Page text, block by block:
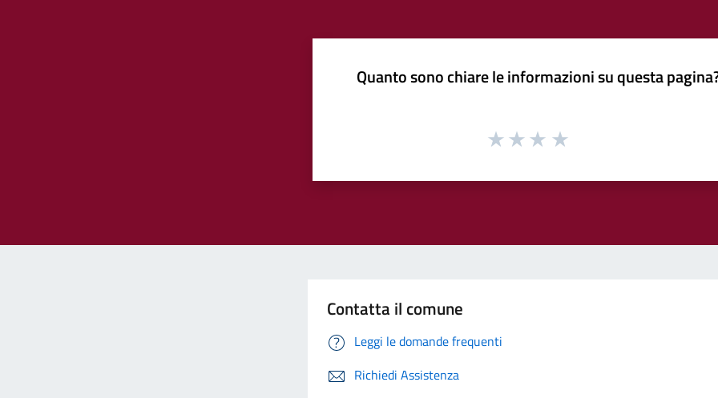
Quanto sono chiare le informazioni su questa
Contatta il comune
Leggi le domande frequenti
Richiedi Assistenza